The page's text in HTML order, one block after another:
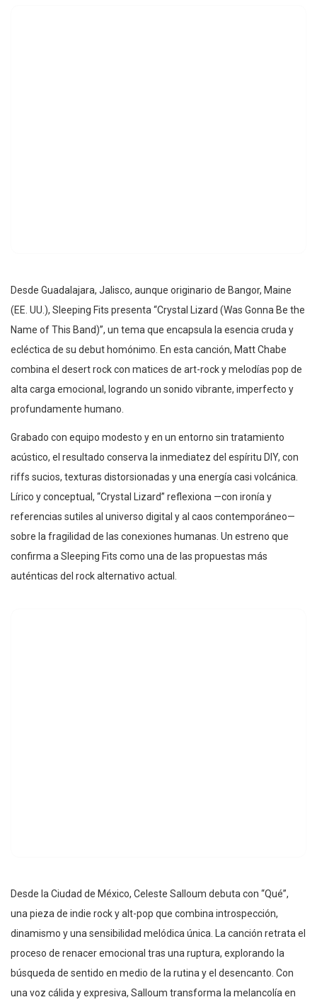
Desde Guadalajara, Jalisco, aunque originario de Bangor, Maine
(EE. UU.), Sleeping Fits presenta “Crystal Lizard (Was Gonna Be the
Name of This Band)”, un tema que encapsula la esencia cruda y
ecléctica de su debut homónimo. En esta canción, Matt Chabe
combina el desert rock con matices de art-rock y melodías pop de
alta carga emocional, logrando un sonido vibrante, imperfecto y
profundamente humano.
Grabado con equipo modesto y en un entorno sin tratamiento
acústico, el resultado conserva la inmediatez del espíritu DIY, con
riffs sucios, texturas distorsionadas y una energía casi volcánica.
Lírico y conceptual, “Crystal Lizard” reflexiona —con ironía y
referencias sutiles al universo digital y al caos contemporáneo—
sobre la fragilidad de las conexiones humanas. Un estreno que
confirma a Sleeping Fits como una de las propuestas más
auténticas del rock alternativo actual.
Desde la Ciudad de México, Celeste Salloum debuta con “Qué”,
una pieza de indie rock y alt-pop que combina introspección,
dinamismo y una sensibilidad melódica única. La canción retrata el
proceso de renacer emocional tras una ruptura, explorando la
búsqueda de sentido en medio de la rutina y el desencanto. Con
una voz cálida y expresiva, Salloum transforma la melancolía en